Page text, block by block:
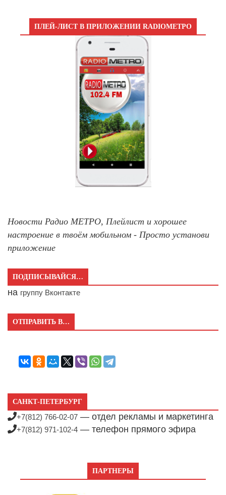
ПЛЕЙ-ЛИСТ В ПРИЛОЖЕНИИ RADIOМЕТРО
Новости Радио МЕТРО, Плейлист и хорошее
настроение в твоём мобильном - Просто установи
приложение
ПОДПИСЫВАЙСЯ…
на группу Вконтакте
ОТПРАВИТЬ В…
САНКТ-ПЕТЕРБУРГ
+7(812) 766-02-07 — отдел рекламы и маркетинга
+7(812) 971-102-4 — телефон прямого эфира
ПАРТНЕРЫ